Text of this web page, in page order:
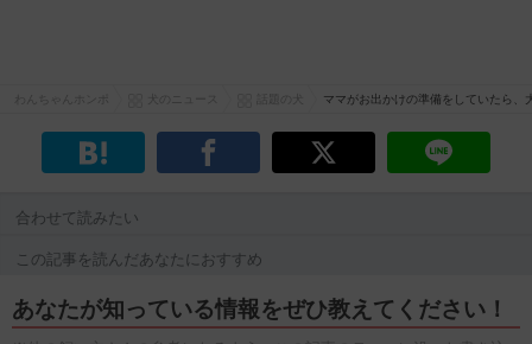
ママがお出かけの準備をしていたら
合わせて読みたい
この記事を読んだあなたにおすすめ
あなたが知っている情報をぜひ教えてください！